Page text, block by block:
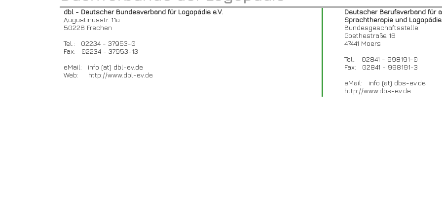
dbl - Deutscher Bundesverband für Logopädie e.V.
Augustinusstr. 11a
50226 Frechen
Tel.: 02234 - 37953-0
Fax: 02234 - 37953-13
eMail: info (at) dbl-ev.de
Web: http://www.dbl-ev.de
Deutscher Berufsverband für
Sprachtherapie und Logopädie
Bundesgeschäftsstelle
Goethestraße 16
47441 Moers
Tel.: 02841 - 998191-0
Fax: 02841 - 998191-3
eMail: info (at) dbs-ev.de
http://www.dbs-ev.de